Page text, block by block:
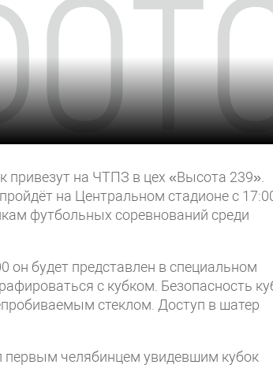
привезут на ЧТПЗ в цех «Высота 239».
на Центральном стадионе с
футбольных соревнований среди
он будет представлен в специальном
с кубком. Безопасность
стеклом. Доступ в шатер
первым челябинцем увидевшим кубок